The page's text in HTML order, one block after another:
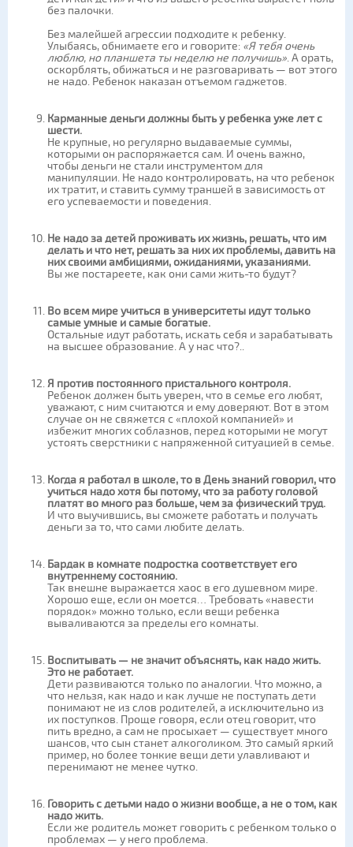
без палочки.
Без малейшей агрессии подходите к ребенку.
Улыбаясь, обнимаете его и говорите: «Я тебя очень
люблю, но планшета ты неделю не получишь». А орать,
оскорблять, обижаться и не разговаривать — вот этого
не надо. Ребенок наказан отъемом гаджетов.
Карманные деньги должны быть у ребенка уже лет с
шести.
Не крупные, но регулярно выдаваемые суммы,
которыми он распоряжается сам. И очень важно,
чтобы деньги не стали инструментом для
манипуляции. Не надо контролировать, на что ребенок
их тратит, и ставить сумму траншей в зависимость от
его успеваемости и поведения.
Не надо за детей проживать их жизнь, решать, что им
делать и что нет, решать за них их проблемы, давить на
них своими амбициями, ожиданиями, указаниями.
Вы же постареете, как они сами жить-то будут?
Во всем мире учиться в университеты идут только
самые умные и самые богатые.
Остальные идут работать, искать себя и зарабатывать
на высшее образование. А у нас что?..
Я против постоянного пристального контроля.
Ребенок должен быть уверен, что в семье его любят,
уважают, с ним считаются и ему доверяют. Вот в этом
случае он не свяжется с «плохой компанией» и
избежит многих соблазнов, перед которыми не могут
устоять сверстники с напряженной ситуацией в семье.
Когда я работал в школе, то в День знаний говорил, что
учиться надо хотя бы потому, что за работу головой
платят во много раз больше, чем за физический труд.
И что выучившись, вы сможете работать и получать
деньги за то, что сами любите делать.
Бардак в комнате подростка соответствует его
внутреннему состоянию.
Так внешне выражается хаос в его душевном мире.
Хорошо еще, если он моется… Требовать «навести
порядок» можно только, если вещи ребенка
вываливаются за пределы его комнаты.
Воспитывать — не значит объяснять, как надо жить.
Это не работает.
Дети развиваются только по аналогии. Что можно, а
что нельзя, как надо и как лучше не поступать дети
понимают не из слов родителей, а исключительно из
их поступков. Проще говоря, если отец говорит, что
пить вредно, а сам не просыхает — существует много
шансов, что сын станет алкоголиком. Это самый яркий
пример, но более тонкие вещи дети улавливают и
перенимают не менее чутко.
Говорить с детьми надо о жизни вообще, а не о том, как
надо жить.
Если же родитель может говорить с ребенком только о
проблемах — у него проблема.